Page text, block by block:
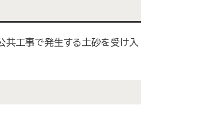
共工事で発生する土砂を受け入